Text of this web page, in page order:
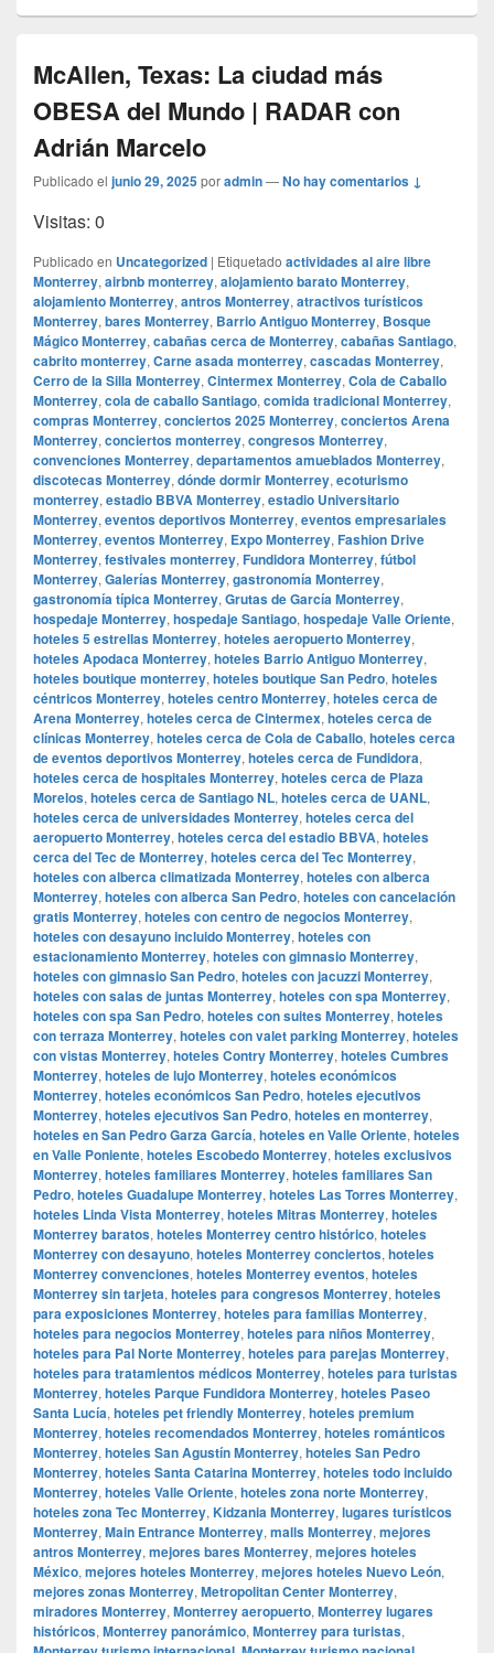
McAllen, Texas: La ciudad más
OBESA del Mundo | RADAR con
Adrián Marcelo
Publicado el junio 29, 2025poradmin—No hay comentarios ↓
Visitas: 0
Publicado en Uncategorized | Etiquetado actividades al aire libre
Monterrey, airbnb monterrey, alojamiento barato Monterrey,
alojamiento Monterrey, antros Monterrey, atractivos turísticos
Monterrey, bares Monterrey, Barrio Antiguo Monterrey, Bosque
Mágico Monterrey, cabañas cerca de Monterrey, cabañas Santiago,
cabrito monterrey, Carne asada monterrey, cascadas Monterrey,
Cerro de la Silla Monterrey, Cintermex Monterrey, Cola de Caballo
Monterrey, cola de caballo Santiago, comida tradicional Monterrey,
compras Monterrey, conciertos 2025 Monterrey, conciertos Arena
Monterrey, conciertos monterrey, congresos Monterrey,
convenciones Monterrey, departamentos amueblados Monterrey,
discotecas Monterrey, dónde dormir Monterrey, ecoturismo
monterrey, estadio BBVA Monterrey, estadio Universitario
Monterrey, eventos deportivos Monterrey, eventos empresariales
Monterrey, eventos Monterrey, Expo Monterrey, Fashion Drive
Monterrey, festivales monterrey, Fundidora Monterrey, fútbol
Monterrey, Galerías Monterrey, gastronomía Monterrey,
gastronomía típica Monterrey, Grutas de García Monterrey,
hospedaje Monterrey, hospedaje Santiago, hospedaje Valle Oriente,
hoteles 5 estrellas Monterrey, hoteles aeropuerto Monterrey,
hoteles Apodaca Monterrey, hoteles Barrio Antiguo Monterrey,
hoteles boutique monterrey, hoteles boutique San Pedro, hoteles
céntricos Monterrey, hoteles centro Monterrey, hoteles cerca de
Arena Monterrey, hoteles cerca de Cintermex, hoteles cerca de
clínicas Monterrey, hoteles cerca de Cola de Caballo, hoteles cerca
de eventos deportivos Monterrey, hoteles cerca de Fundidora,
hoteles cerca de hospitales Monterrey, hoteles cerca de Plaza
Morelos, hoteles cerca de Santiago NL, hoteles cerca de UANL,
hoteles cerca de universidades Monterrey, hoteles cerca del
aeropuerto Monterrey, hoteles cerca del estadio BBVA, hoteles
cerca del Tec de Monterrey, hoteles cerca del Tec Monterrey,
hoteles con alberca climatizada Monterrey, hoteles con alberca
Monterrey, hoteles con alberca San Pedro, hoteles con cancelación
gratis Monterrey, hoteles con centro de negocios Monterrey,
hoteles con desayuno incluido Monterrey, hoteles con
estacionamiento Monterrey, hoteles con gimnasio Monterrey,
hoteles con gimnasio San Pedro, hoteles con jacuzzi Monterrey,
hoteles con salas de juntas Monterrey, hoteles con spa Monterrey,
hoteles con spa San Pedro, hoteles con suites Monterrey, hoteles
con terraza Monterrey, hoteles con valet parking Monterrey, hoteles
con vistas Monterrey, hoteles Contry Monterrey, hoteles Cumbres
Monterrey, hoteles de lujo Monterrey, hoteles económicos
Monterrey, hoteles económicos San Pedro, hoteles ejecutivos
Monterrey, hoteles ejecutivos San Pedro, hoteles en monterrey,
hoteles en San Pedro Garza García, hoteles en Valle Oriente, hoteles
en Valle Poniente, hoteles Escobedo Monterrey, hoteles exclusivos
Monterrey, hoteles familiares Monterrey, hoteles familiares San
Pedro, hoteles Guadalupe Monterrey, hoteles Las Torres Monterrey,
hoteles Linda Vista Monterrey, hoteles Mitras Monterrey, hoteles
Monterrey baratos, hoteles Monterrey centro histórico, hoteles
Monterrey con desayuno, hoteles Monterrey conciertos, hoteles
Monterrey convenciones, hoteles Monterrey eventos, hoteles
Monterrey sin tarjeta, hoteles para congresos Monterrey, hoteles
para exposiciones Monterrey, hoteles para familias Monterrey,
hoteles para negocios Monterrey, hoteles para niños Monterrey,
hoteles para Pal Norte Monterrey, hoteles para parejas Monterrey,
hoteles para tratamientos médicos Monterrey, hoteles para turistas
Monterrey, hoteles Parque Fundidora Monterrey, hoteles Paseo
Santa Lucía, hoteles pet friendly Monterrey, hoteles premium
Monterrey, hoteles recomendados Monterrey, hoteles románticos
Monterrey, hoteles San Agustín Monterrey, hoteles San Pedro
Monterrey, hoteles Santa Catarina Monterrey, hoteles todo incluido
Monterrey, hoteles Valle Oriente, hoteles zona norte Monterrey,
hoteles zona Tec Monterrey, Kidzania Monterrey, lugares turísticos
Monterrey, Main Entrance Monterrey, malls Monterrey, mejores
antros Monterrey, mejores bares Monterrey, mejores hoteles
México, mejores hoteles Monterrey, mejores hoteles Nuevo León,
mejores zonas Monterrey, Metropolitan Center Monterrey,
miradores Monterrey, Monterrey aeropuerto, Monterrey lugares
históricos, Monterrey panorámico, Monterrey para turistas,